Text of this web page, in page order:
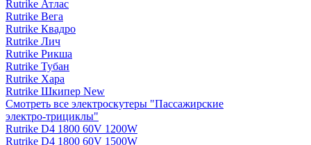
Rutrike Атлас
Rutrike Вега
Rutrike Квадро
Rutrike Лич
Rutrike Рикша
Rutrike Тубан
Rutrike Хара
Rutrike Шкипер New
Смотреть все электро­скутеры "Пассажирские
электро‑трициклы"
Rutrike D4 1800 60V 1200W
Rutrike D4 1800 60V 1500W